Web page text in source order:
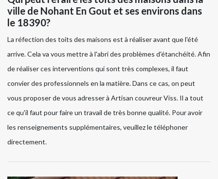
ville de Nohant En Gout et ses environs dans
le 18390?
La réfection des toits des maisons est à réaliser avant que l'été
arrive. Cela va vous mettre à l'abri des problèmes d'étanchéité. Afin
de réaliser ces interventions qui sont très complexes, il faut
convier des professionnels en la matière. Dans ce cas, on peut
vous proposer de vous adresser à Artisan couvreur Viss. Il a tout
ce qu'il faut pour faire un travail de très bonne qualité. Pour avoir
les renseignements supplémentaires, veuillez le téléphoner
directement.